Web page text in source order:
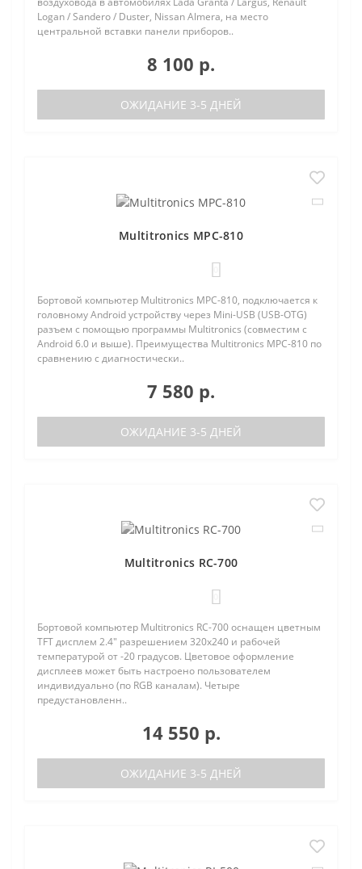
Logan / Sandero / Duster, Nissan Almera, на место
центральной вставки панели приборов..
8 100 р.
ОЖИДАНИЕ 3-5 ДНЕЙ
Multitronics MPC-810
Бортовой компьютер Multitronics MPC-810, подключается к
головному Android устройству через Mini-USB (USB-OTG)
разъем с помощью программы Multitronics (совместим с
Android 6.0 и выше). Преимущества Multitronics MPC-810 по
сравнению с диагностически..
7 580 р.
ОЖИДАНИЕ 3-5 ДНЕЙ
Multitronics RC-700
Бортовой компьютер Multitronics RC-700 оснащен цветным
TFT дисплем 2.4" разрешением 320х240 и рабочей
температурой от -20 градусов. Цветовое оформление
дисплеев может быть настроено пользователем
индивидуально (по RGB каналам). Четыре
предустановленн..
14 550 р.
ОЖИДАНИЕ 3-5 ДНЕЙ